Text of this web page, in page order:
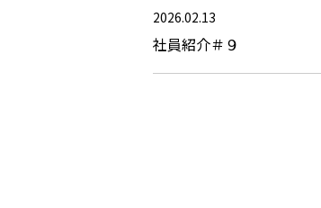
2026.02.13
社員紹介＃９